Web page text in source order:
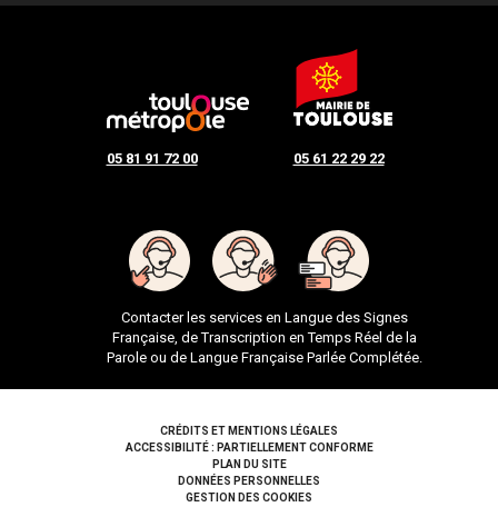
05 81 91 72 00 05 61 22 29 22
Contacter les services en Langue des Signes
Française, de Transcription en Temps Réel de la
Parole ou de Langue Française Parlée Complétée.
Pied de pageCRÉDITS ET MENTIONS LÉGALES
ACCESSIBILITÉ : PARTIELLEMENT CONFORME
PLAN DU SITE
DONNÉES PERSONNELLES
GESTION DES COOKIES